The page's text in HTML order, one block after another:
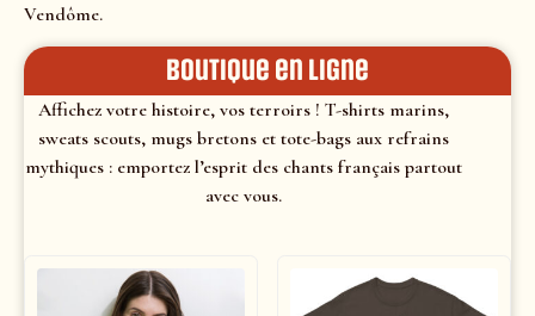
Vendôme.
Boutique en ligne
Affichez votre histoire, vos terroirs ! T-shirts marins,
sweats scouts, mugs bretons et tote-bags aux refrains
mythiques : emportez l’esprit des chants français partout
avec vous.